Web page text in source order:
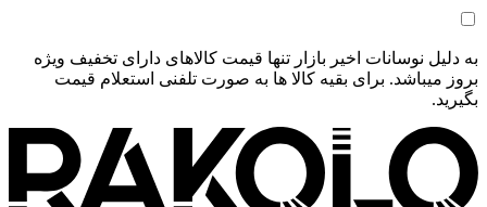
به دلیل نوسانات اخیر بازار تنها قیمت کالاهای دارای تخفیف ویژه
بروز میباشد. برای بقیه کالا ها به صورت تلفنی استعلام قیمت
بگیرید.